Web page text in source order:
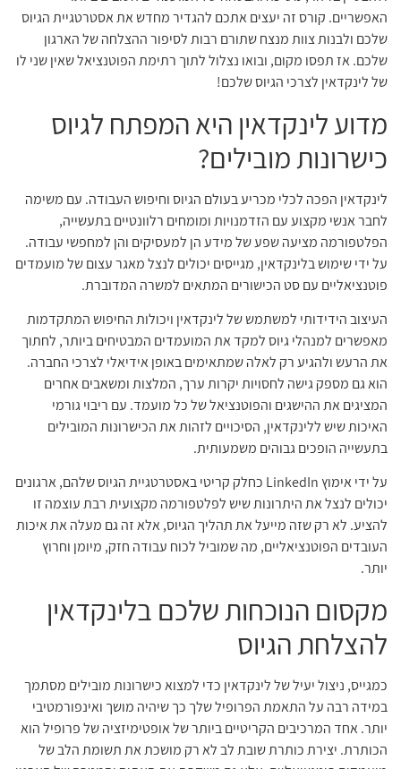
האפשריים. קורס זה יעצים אתכם להגדיר מחדש את אסטרטגיית הגיוס
שלכם ולבנות צוות מנצח שתורם רבות לסיפור ההצלחה של הארגון
שלכם. אז תפסו מקום, ובואו נצלול לתוך רתימת הפוטנציאל שאין שני לו
של לינקדאין לצרכי הגיוס שלכם!
מדוע לינקדאין היא המפתח לגיוס
כישרונות מובילים?
לינקדאין הפכה לכלי מכריע בעולם הגיוס וחיפוש העבודה. עם משימה
לחבר אנשי מקצוע עם הזדמנויות ומומחים רלוונטיים בתעשייה,
הפלטפורמה מציעה שפע של מידע הן למעסיקים והן למחפשי עבודה.
על ידי שימוש בלינקדאין, מגייסים יכולים לנצל מאגר עצום של מועמדים
פוטנציאליים עם סט הכישורים המתאים למשרה המדוברת.
העיצוב הידידותי למשתמש של לינקדאין ויכולות החיפוש המתקדמות
מאפשרים למנהלי גיוס למקד את המועמדים המבטיחים ביותר, לחתוך
את הרעש ולהגיע רק לאלה שמתאימים באופן אידיאלי לצרכי החברה.
הוא גם מספק גישה לחסויות יקרות ערך, המלצות ומשאבים אחרים
המציגים את ההישגים והפוטנציאל של כל מועמד. עם ריבוי גורמי
האיכות שיש ללינקדאין, הסיכויים לזהות את הכישרונות המובילים
בתעשייה הופכים גבוהים משמעותית.
על ידי אימוץ LinkedIn כחלק קריטי באסטרטגיית הגיוס שלהם, ארגונים
יכולים לנצל את היתרונות שיש לפלטפורמה מקצועית רבת עוצמה זו
להציע. לא רק שזה מייעל את תהליך הגיוס, אלא זה גם מעלה את איכות
העובדים הפוטנציאליים, מה שמוביל לכוח עבודה חזק, מיומן וחרוץ
יותר.
מקסום הנוכחות שלכם בלינקדאין
להצלחת הגיוס
כמגייס, ניצול יעיל של לינקדאין כדי למצוא כישרונות מובילים מסתמך
במידה רבה על התאמת הפרופיל שלך כך שיהיה מושך ואינפורמטיבי
יותר. אחד המרכיבים הקריטיים ביותר של אופטימיזציה של פרופיל הוא
הכותרת. יצירת כותרת שובת לב לא רק מושכת את תשומת הלב של